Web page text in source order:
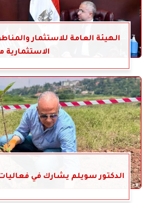
الهيئة العامة للاستثمار
الاستثمارية
الدكتور سويلم يشارك في فعاليات